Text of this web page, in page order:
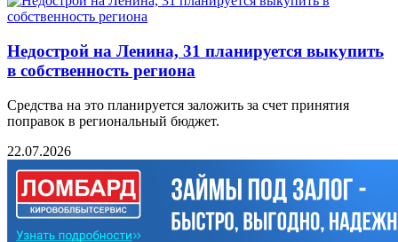
Недострой на Ленина, 31 планируется выкупить
в собственность региона
Средства на это планируется заложить за счет принятия
поправок в региональный бюджет.
22.07.2026